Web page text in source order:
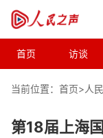
首页 访谈
当前位置：首页>人
第18届上海